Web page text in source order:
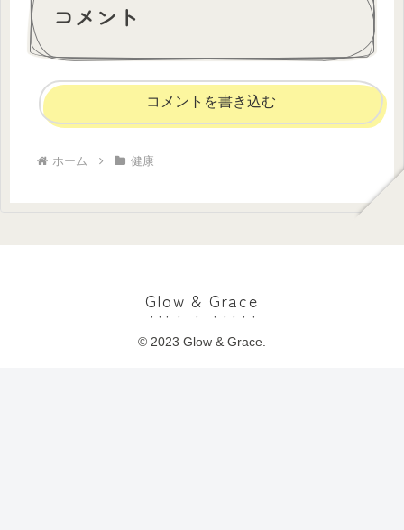
コメント
コメントを書き込む
ホーム 健康
Glow & Grace
© 2023 Glow & Grace.